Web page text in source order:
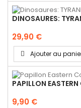
DINOSAURES:
29,90 €
Ajouter au
PAPILLON
9,90 €